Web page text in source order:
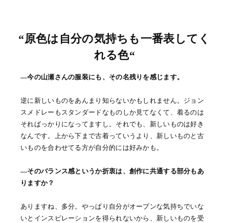
“原色は自分の気持ちも一番表してく
れる色“
―今の山瀬さんの服装にも、その名残りを感じます。
逆に新しいものをあんまり知らないかもしれません。ジョン
スメドレーもスタンダードなものしか見てなくて、着るのは
そればっかりになってますし。それでも、新しいものは好き
なんです。上から下まで古着っていうより、新しいものと古
いものを合わせてる方が自分的には好みかも。
―そのバランス感というか折衷は、創作に共通する部分もあ
りますか？
ありますね、多分。やっぱり自分がオープンな気持ちでいな
いとインスピレーションを得られないから、新しいものを受